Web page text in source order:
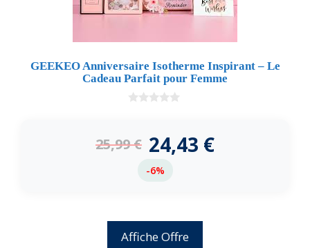
GEEKEO Anniversaire Isotherme Inspirant – Le
Cadeau Parfait pour Femme
5
25,99€ 24,43 €
-6%
Affiche Offre